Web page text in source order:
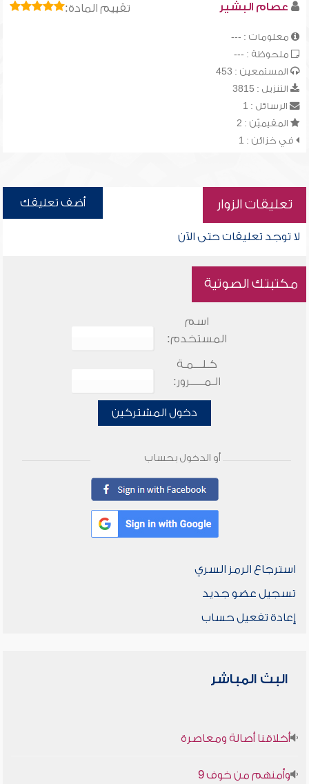
تقييم المادة: عصام البشير
معلومات : ---
ملحوظة : ---
المستمعين : 453
التنزيل : 3815
الرسائل : 1
المقيميّن : 2
في خزائن : 1
تعليقات الزوار أضف تعليقك
لا توجد تعليقات حتى الآن
مكتبتك الصوتية
اسم
المستخدم:
كـلـــمـة
الـمـــــرور:
دخول المشتركين
أو الدخول بحساب
استرجاع الرمز السري
تسجيل عضو جديد
إعادة تفعيل حساب
البث المباشر
أخلاقنا أصالة ومعاصرة
وأمنهم من خوف 9